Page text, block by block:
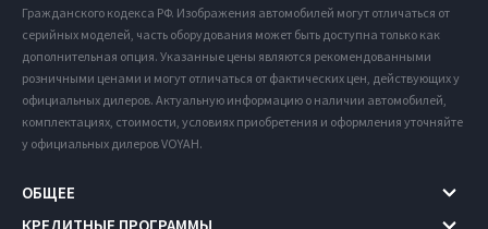
Гражданского кодекса РФ. Изображения автомобилей могут отличаться от
серийных моделей, часть оборудования может быть доступна только как
дополнительная опция. Указанные цены являются рекомендованными
розничными ценами и могут отличаться от фактических цен, действующих у
официальных дилеров. Актуальную информацию о наличии автомобилей,
комплектациях, стоимости, условиях приобретения и оформления уточняйте
у официальных дилеров VOYAH.
ОБЩЕЕ